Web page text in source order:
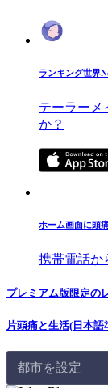
ランキング世界
テーラーメ
か？
ホーム画面に頭
携帯電話か
プレミアム版限定の
片頭痛と生活(日本語
都市を設定